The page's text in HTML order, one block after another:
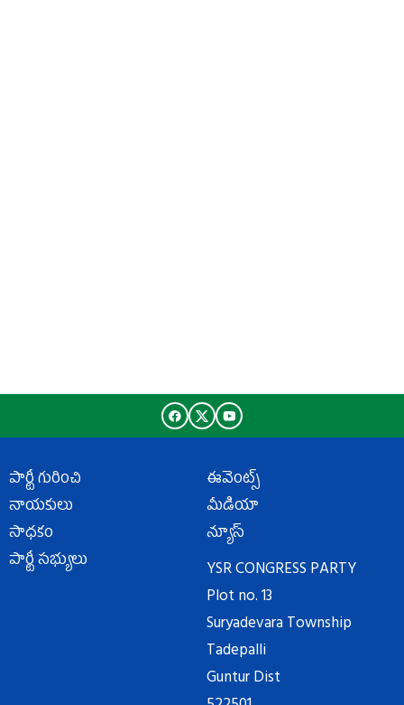
పార్టీ గురించి
నాయకులు
సాధకం
పార్టీ సభ్యులు
ఈవెంట్స్
మీడియా
న్యూస్
YSR CONGRESS PARTY
Plot no. 13
Suryadevara Township
Tadepalli
Guntur Dist